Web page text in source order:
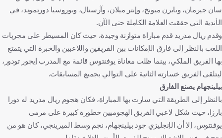
سان جيرمان، وبايرن ميونخ، وإنتر ميلان، وآرسنال، وبوروسيا دورتموند، في
الأندية التي حققت العلامة الكاملة حتى الآن.
وقدم ريال مدريد قدم مباراة متوازنة وجيدة، حيث كان المسيطر على مجريات
اللعب بالنظر إلى فارق الإمكانات بين الفريقين واللاعبين والخبرة التي يتمتع
بها الفريق الملكي، بينما ظلت معاناة يوفنتوس قائمة مع المدرب إيجور تودور،
ليتلقى الفريق خسارته الثانية على التوالي بجميع المسابقات.
بيلينجهام يصنع الفارق
بالنظر إلى الطريقة التي سارت بها المباراة، فكان هجوم ريال مدريد له دورا
بارزا، حيث شكل لاعبي الفريق الهجوميين خطورة كبيرة على مرمى
يوفنتوس، إلا أن الإنجليزي جود بيلينجهام، نجم وسط الميرينجي، كان هو من